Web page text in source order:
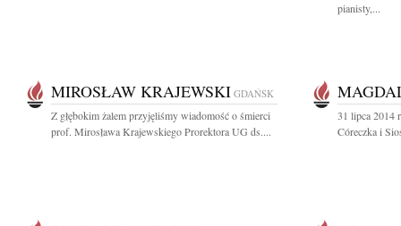
pianisty,...
MIROSŁAW KRAJEWSKI GDAŃSK
Z głębokim żalem przyjęliśmy wiadomość o śmierci
prof. Mirosława Krajewskiego Prorektora UG ds....
31 lipca 2014
Córeczka i